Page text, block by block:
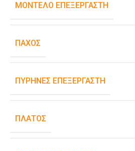
ΜΟΝΤΈΛΟ ΕΠΕΞΕΡΓΑΣΤΉ
ΠΆΧΟΣ
ΠΥΡΉΝΕΣ ΕΠΕΞΕΡΓΑΣΤΉ
ΠΛΆΤΟΣ